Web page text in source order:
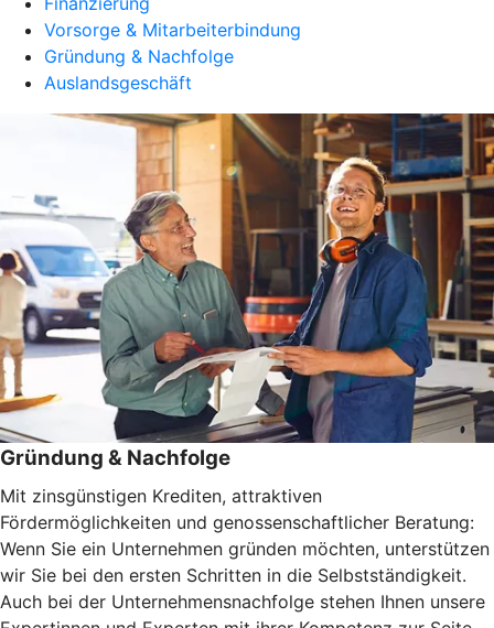
Vorsorge & Mitarbeiterbindung
Gründung & Nachfolge
Auslandsgeschäft
Gründung & Nachfolge
Mit zinsgünstigen Krediten, attraktiven
Fördermöglichkeiten und genossenschaftlicher Beratung:
Wenn Sie ein Unternehmen gründen möchten, unterstützen
wir Sie bei den ersten Schritten in die Selbstständigkeit.
Auch bei der Unternehmensnachfolge stehen Ihnen unsere